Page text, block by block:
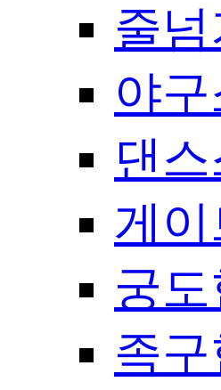
줄
야
댄
게
궁도
족구